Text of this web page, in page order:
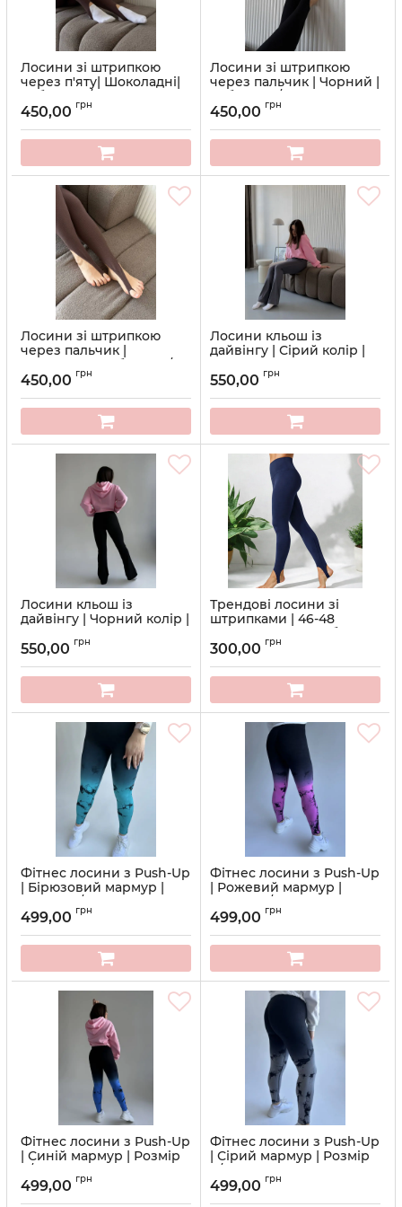
Лосини зі штрипкою
через п'яту| Шоколадні|
Рубчик | S/M
450,00 грн
Лосини зі штрипкою
через пальчик | Чорний |
Рубчик | S/M
Артикул: 1- 0920-3
450,00 грн
Лосини зі штрипкою
через пальчик |
Шоколадні| Рубчик | S/M
Артикул: 2-0920-3
450,00 грн
Лосини кльош із
дайвінгу | Сірий колір |
M–2XL
Артикул: 1-KW-2505
550,00 грн
Лосини кльош із
дайвінгу | Чорний колір |
M–2XL
Артикул: 2-KW-2505
550,00 грн
Трендові лосини зі
штрипками | 46-48
(колір: вечірнє небо)
Артикул: 96
300,00 грн
Фітнес лосини з Push-Up
| Бірюзовий мармур |
Розмір S/M
Артикул: 13-7115
499,00 грн
Фітнес лосини з Push-Up
| Рожевий мармур |
Розмір S/M
Артикул: 12-7115
499,00 грн
Фітнес лосини з Push-Up
| Синій мармур | Розмір
S/M
Артикул: 15-7115
499,00 грн
Фітнес лосини з Push-Up
| Сірий мармур | Розмір
S/M
Артикул: 14-7115
499,00 грн